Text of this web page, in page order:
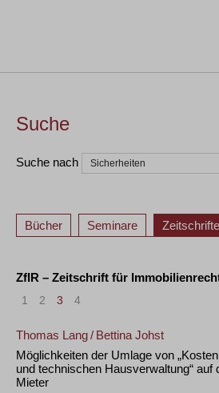
Suche
Suche nach
Bücher Seminare
ZfIR – Zeitschrift für
1 2 3 4
Thomas Lang/ Bettina Johst
Möglichkeiten der Umlage von
und technischen Hausverwaltung“ auf
Mieter